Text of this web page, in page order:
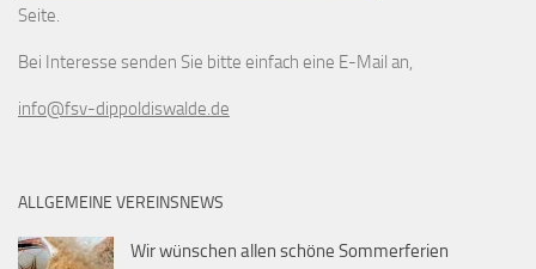
Seite.
Bei Interesse senden Sie bitte einfach eine E-Mail an,
info@fsv-dippoldiswalde.de
ALLGEMEINE VEREINSNEWS
Wir wünschen allen schöne Sommerferien